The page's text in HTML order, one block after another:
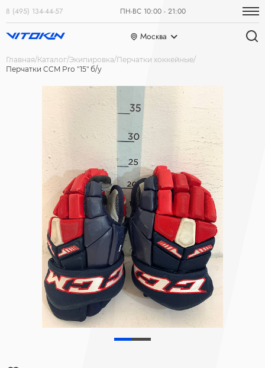
8 (495) 134-44-57 ПН-ВС 10:00 - 21:00
Москва
Главная Каталог Экипировка Перчатки хоккейные
Перчатки CCM Pro "15" б/у